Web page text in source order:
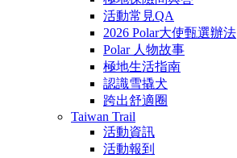
活動常見QA
2026 Polar大使甄選辦法
Polar 人物故事
極地生活指南
認識雪撬犬
跨出舒適圈
Taiwan Trail
活動資訊
活動報到